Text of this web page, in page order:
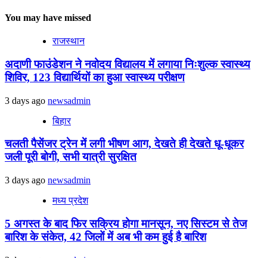
You may have missed
राजस्थान
अदाणी फाउंडेशन ने नवोदय विद्यालय में लगाया निःशुल्क स्वास्थ्य
शिविर, 123 विद्यार्थियों का हुआ स्वास्थ्य परीक्षण
3 days ago newsadmin
बिहार
चलती पैसेंजर ट्रेन में लगी भीषण आग, देखते ही देखते धू-धूकर
जली पूरी बोगी, सभी यात्री सुरक्षित
3 days ago newsadmin
मध्य प्रदेश
5 अगस्त के बाद फिर सक्रिय होगा मानसून, नए सिस्टम से तेज
बारिश के संकेत, 42 जिलों में अब भी कम हुई है बारिश